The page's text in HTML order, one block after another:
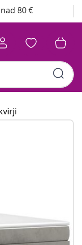
80 €